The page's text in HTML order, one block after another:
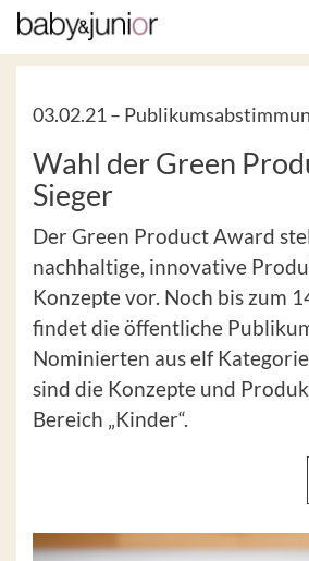
03.02.21 –
Wahl der Green
Sieger
Der Green Product Award
nachhaltige, innovative
Konzepte vor. Noch bis zum
findet die öffentliche
Nominierten aus elf
sind die Konzepte und
Bereich „Kinder“.